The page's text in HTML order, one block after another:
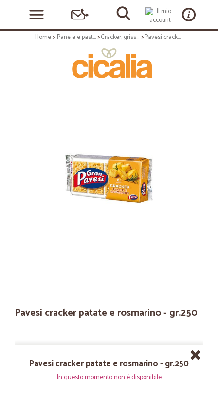
Home Pane e e pasticceria Cracker, grissini e vari Pavesi cracker patate e rosmarino - gr.250
Pavesi cracker patate e rosmarino - gr.250
Pavesi cracker patate e rosmarino - gr.250
In questo momento non è disponibile